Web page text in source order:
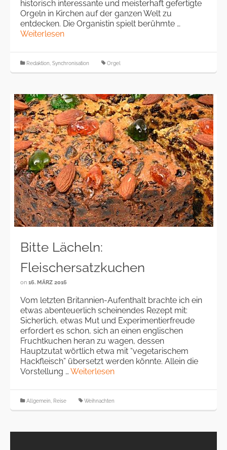
historisch interessante und meisterhaft gefertigte
Orgeln in Kirchen auf der ganzen Welt zu
entdecken. Die Organistin spielt berühmte …
Weiterlesen
Redaktion Synchronisation Orgel
Bitte Lächeln:
Fleischersatzkuchen
on 16. MÄRZ 2016
Vom letzten Britannien-Aufenthalt brachte ich ein
etwas abenteuerlich scheinendes Rezept mit:
Sicherlich, etwas Mut und Experimentierfreude
erfordert es schon, sich an einen englischen
Fruchtkuchen heran zu wagen, dessen
Hauptzutat wörtlich etwa mit “vegetarischem
Hackfleisch” übersetzt werden könnte. Allein die
Vorstellung …Weiterlesen
Allgemein Reise Weihnachten